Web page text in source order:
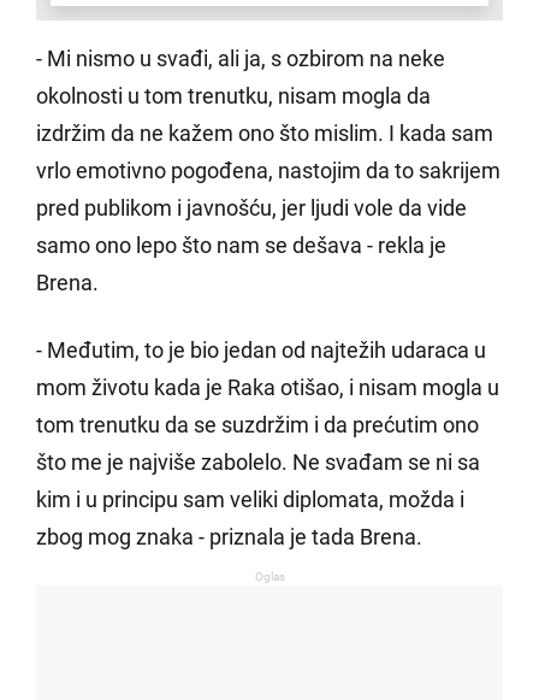
će se poroditi
- Mi nismo u svađi, ali ja, s ozbirom na neke
okolnosti u tom trenutku, nisam mogla da
izdržim da ne kažem ono što mislim. I kada sam
vrlo emotivno pogođena, nastojim da to sakrijem
pred publikom i javnošću, jer ljudi vole da vide
samo ono lepo što nam se dešava - rekla je
Brena.
- Međutim, to je bio jedan od najtežih udaraca u
mom životu kada je Raka otišao, i nisam mogla u
tom trenutku da se suzdržim i da prećutim ono
što me je najviše zabolelo. Ne svađam se ni sa
kim i u principu sam veliki diplomata, možda i
zbog mog znaka - priznala je tada Brena.
Oglas